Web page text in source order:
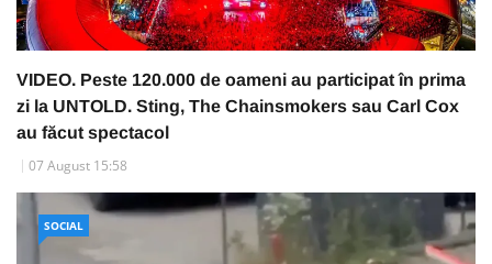
VIDEO. Peste 120.000 de oameni au participat în prima
zi la UNTOLD. Sting, The Chainsmokers sau Carl Cox
au făcut spectacol
07 August 15:58
SOCIAL